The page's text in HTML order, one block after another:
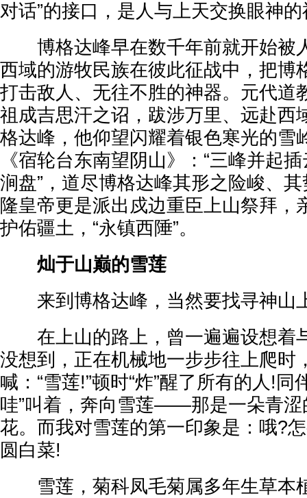
对话”的接口，是人与上天交换眼神
博格达峰早在数千年前就开始被
西域的游牧民族在彼此征战中，把博
打击敌人、无往不胜的神器。元代道
祖成吉思汗之诏，跋涉万里、远赴西
格达峰，他仰望闪耀着银色寒光的雪
《宿轮台东南望阴山》：“三峰并起
涧盘”，道尽博格达峰其形之险峻、
隆皇帝更是派出戍边重臣上山祭拜，
护佑疆土，“永镇西陲”。
灿于山巅的雪莲
来到博格达峰，当然要找寻神山
在上山的路上，曾一遍遍设想着
没想到，正在机械地一步步往上爬时
喊：“雪莲!”顿时“炸”醒了所有的人!同
哇”叫着，奔向雪莲——那是一朵青涩
花。而我对雪莲的第一印象是：哦?
圆白菜!
雪莲，菊科凤毛菊属多年生草本